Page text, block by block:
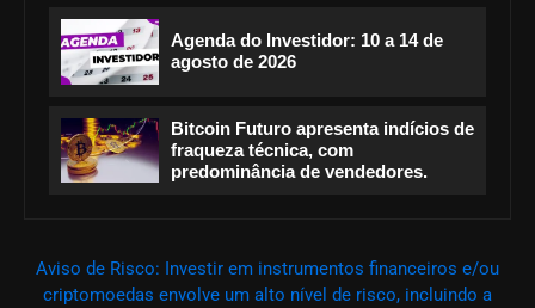
Agenda do Investidor: 10 a 14 de
agosto de 2026
Bitcoin Futuro apresenta indícios de
fraqueza técnica, com
predominância de vendedores.
Aviso de Risco: Investir em instrumentos financeiros e/ou
criptomoedas envolve um alto nível de risco, incluindo a